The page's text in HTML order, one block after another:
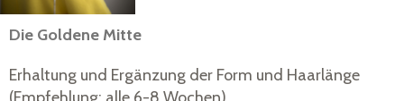
Die Goldene Mitte
Erhaltung und Ergänzung der Form und Haarlänge